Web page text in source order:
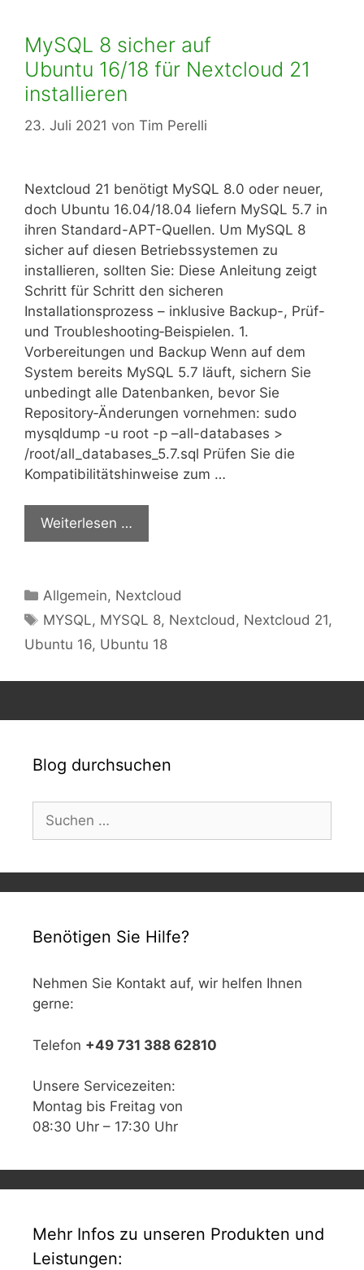
MySQL 8 sicher auf
Ubuntu 16/18 für Nextcloud 21
installieren
23. Juli 2021 von Tim Perelli
Nextcloud 21 benötigt MySQL 8.0 oder neuer,
doch Ubuntu 16.04/18.04 liefern MySQL 5.7 in
ihren Standard-APT-Quellen. Um MySQL 8
sicher auf diesen Betriebssystemen zu
installieren, sollten Sie: Diese Anleitung zeigt
Schritt für Schritt den sicheren
Installationsprozess – inklusive Backup-, Prüf-
und Troubleshooting‑Beispielen. 1.
Vorbereitungen und Backup Wenn auf dem
System bereits MySQL 5.7 läuft, sichern Sie
unbedingt alle Datenbanken, bevor Sie
Repository‑Änderungen vornehmen: sudo
mysqldump -u root -p –all-databases >
/root/all_databases_5.7.sql Prüfen Sie die
Kompatibilitätshinweise zum …
Weiterlesen …
Kategorien
Allgemein, Nextcloud
Schlagwörter
MYSQL, MYSQL 8, Nextcloud, Nextcloud 21,
Ubuntu 16, Ubuntu 18
Blog durchsuchen
Suchen
nach:
Benötigen Sie Hilfe?
Nehmen Sie Kontakt auf, wir helfen Ihnen
gerne:
Telefon +49 731 388 62810
Unsere Servicezeiten:
Montag bis Freitag von
08:30 Uhr – 17:30 Uhr
Mehr Infos zu unseren Produkten und
Leistungen: